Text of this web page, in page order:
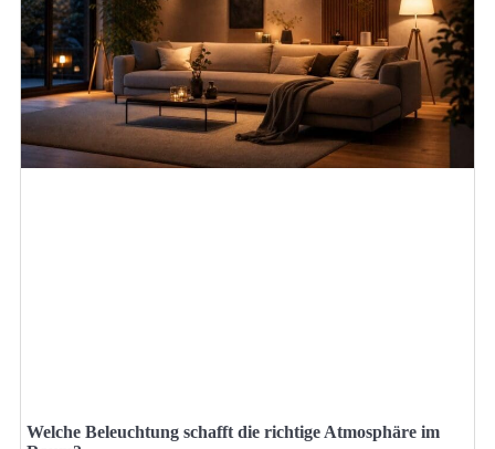
Welche Beleuchtung schafft die richtige Atmosphäre im